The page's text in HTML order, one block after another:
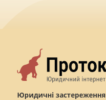
Юридичні застереження